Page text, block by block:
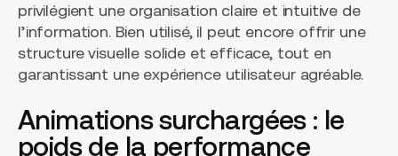
privilégient une organisation claire et intuitive de
l’information. Bien utilisé, il peut encore offrir une
structure visuelle solide et efficace, tout en
garantissant une expérience utilisateur agréable.
Animations surchargées : le
poids de la performance